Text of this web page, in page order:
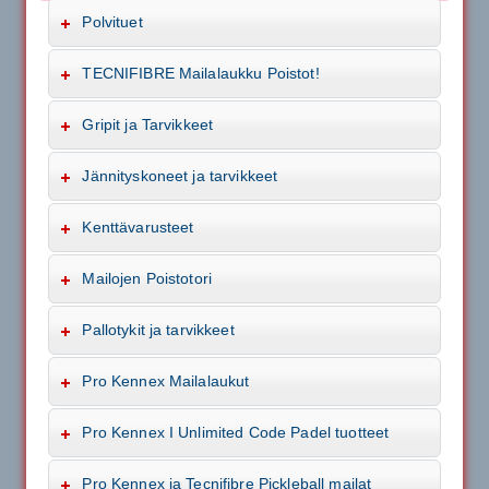
Polvituet
TECNIFIBRE Mailalaukku Poistot!
Gripit ja Tarvikkeet
Jännityskoneet ja tarvikkeet
Kenttävarusteet
Mailojen Poistotori
Pallotykit ja tarvikkeet
Pro Kennex Mailalaukut
Pro Kennex I Unlimited Code Padel tuotteet
Pro Kennex ja Tecnifibre Pickleball mailat